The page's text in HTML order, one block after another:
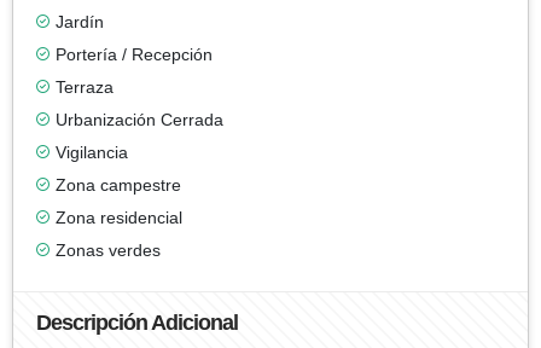
Jardín
Portería / Recepción
Terraza
Urbanización Cerrada
Vigilancia
Zona campestre
Zona residencial
Zonas verdes
Descripción Adicional